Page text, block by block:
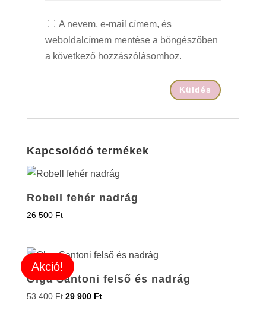
A nevem, e-mail címem, és
weboldalcímem mentése a böngészőben
a következő hozzászólásomhoz.
Kapcsolódó termékek
Robell fehér nadrág
26 500 Ft
Akció!
Olga Santoni felső és nadrág
53 400Ft 29 900 Ft